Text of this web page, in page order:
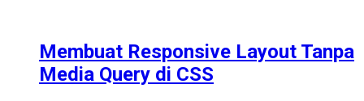
Membuat Responsive Layout Tanpa
Media Query di CSS